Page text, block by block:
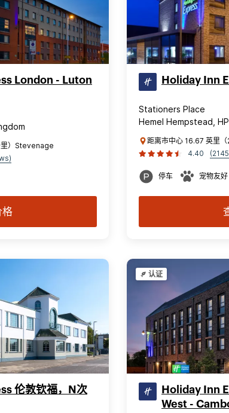
London - Luton
里）Stevenage
格
Holiday Inn
Stationers Place
Hemel Hempstead,
距离市中心 16.67 英里
4.40
停车 宠物友好
伦敦钦福，N次
认证
Holiday Inn
West -